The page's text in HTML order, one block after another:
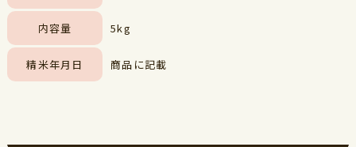
内容量 5kg
精米年月日 商品に記載